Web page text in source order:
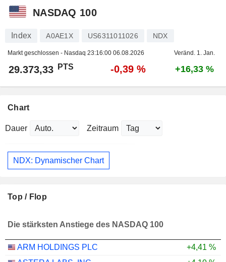
NASDAQ 100
Index A0AE1X US6311011026 NDX
Markt geschlossen - Nasdaq 23:16:00 06.08.2026 Veränd. 1. Jan.
29.373,33 PTS -0,39 % +16,33 %
Chart
Dauer Zeitraum
NDX: Dynamischer Chart
Top / Flop
Die stärksten Anstiege des NASDAQ 100
ARM HOLDINGS PLC
+4,41 %